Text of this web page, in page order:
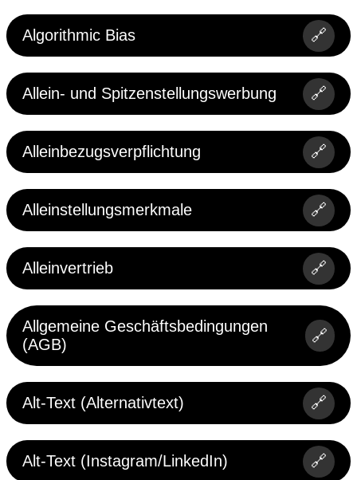
Algorithmic Bias 🔗
Allein- und Spitzenstellungswerbung 🔗
Alleinbezugsverpflichtung 🔗
Alleinstellungsmerkmale 🔗
Alleinvertrieb 🔗
Allgemeine Geschäftsbedingungen
(AGB)
🔗
Alt-Text (Alternativtext) 🔗
Alt-Text (Instagram/LinkedIn) 🔗